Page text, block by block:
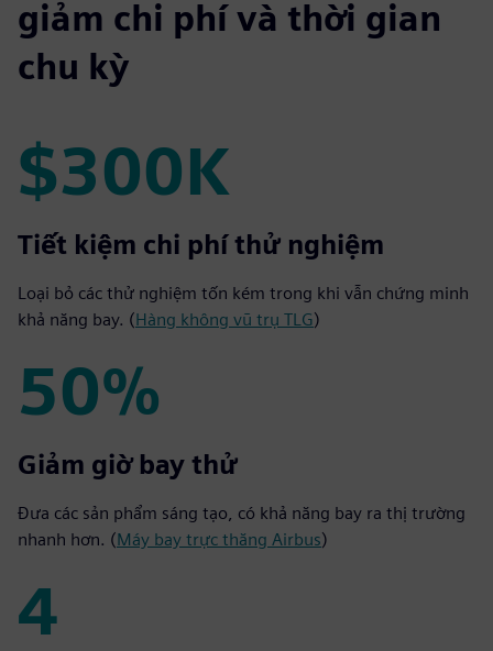
giảm chi phí và thời gian
chu kỳ
$300K
$300K
Tiết kiệm chi phí thử nghiệm
Loại bỏ các thử nghiệm tốn kém trong khi vẫn chứng minh
khả năng bay. (Hàng không vũ trụ TLG)
50%
50%
Giảm giờ bay thử
Đưa các sản phẩm sáng tạo, có khả năng bay ra thị trường
nhanh hơn. (Máy bay trực thăng Airbus)
4